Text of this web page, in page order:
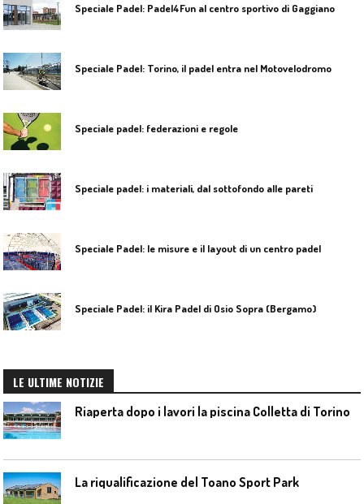
Speciale Padel: Padel4Fun al centro sportivo di Gaggiano
Speciale Padel: Torino, il padel entra nel Motovelodromo
Speciale padel: federazioni e regole
Speciale padel: i materiali, dal sottofondo alle pareti
Speciale Padel: le misure e il layout di un centro padel
Speciale Padel: il Kira Padel di Osio Sopra (Bergamo)
LE ULTIME NOTIZIE
Riaperta dopo i lavori la piscina Colletta di Torino
La riqualificazione del Toano Sport Park